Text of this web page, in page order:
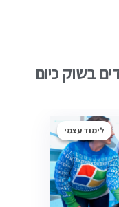
בשוק כיום
לימוד עצמי